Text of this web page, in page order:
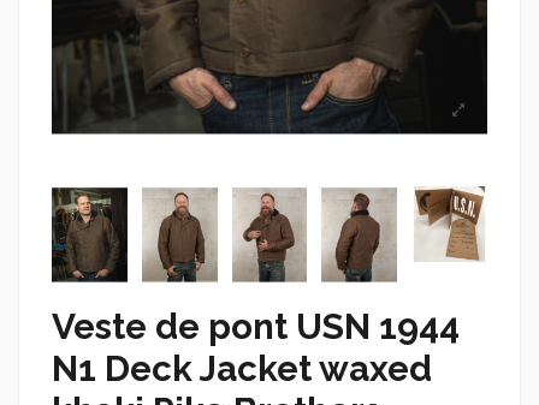
Veste de pont USN 1944
N1 Deck Jacket waxed